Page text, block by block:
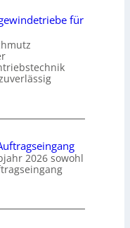
für
2026 sowohl